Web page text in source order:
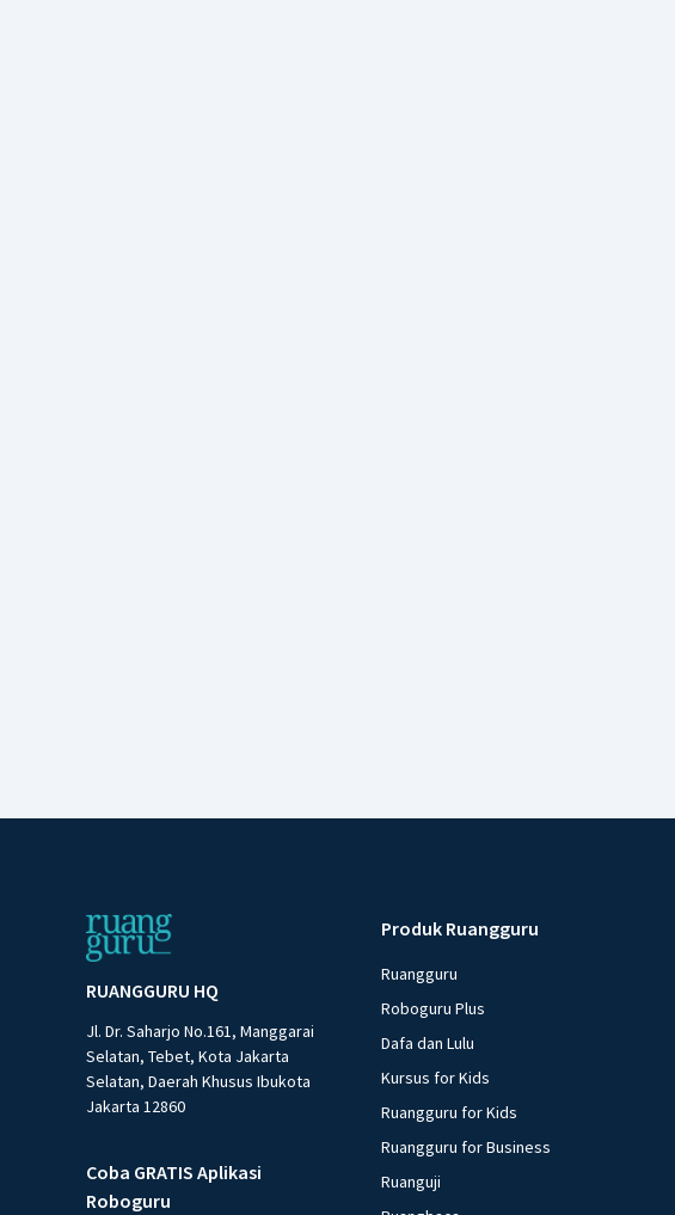
RUANGGURU HQ
Jl. Dr. Saharjo No.161, Manggarai
Selatan, Tebet, Kota Jakarta
Selatan, Daerah Khusus Ibukota
Jakarta 12860
Coba GRATIS Aplikasi
Roboguru
Produk Ruangguru
Ruangguru
Roboguru Plus
Dafa dan Lulu
Kursus for Kids
Ruangguru for Kids
Ruangguru for Business
Ruanguji